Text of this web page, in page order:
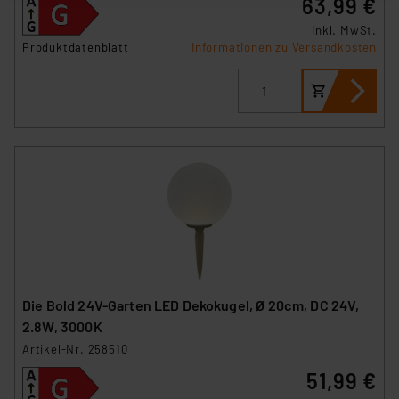
ausgewählten Verarbeitungszwecke (Art. 6 Abs.1a DSG-
VO) zu. Eine detaillierte Auflistung der einzelnen
Cookies nach Zweck und Anbieter ist durch Klick auf
den Button „Ablehnen oder Einstellungen“ abrufbar. Sie
können die Verwendung nicht notwendiger Cookies
Analyse bis zum Zeitpunkt des Widerrufs bleibt hiervon
führen, dass die Einstellungen nicht längerfristig
angezeigt wird.
„Einige Drittanbieter verarbeiten personenbezogene
Daten in den USA. Ihre Einwilligung zur Einbindung von
Produktdatenblatt
63,99 €
inkl. MwSt.
Informationen zu Versandkosten
Die Bold 24V-Garten LED Dekokugel, Ø 20cm, DC 24V,
2.8W, 3000K
Artikel-Nr. 258510
51,99 €